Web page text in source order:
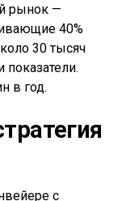
рынок —
40%
30 тысяч
в год.
с